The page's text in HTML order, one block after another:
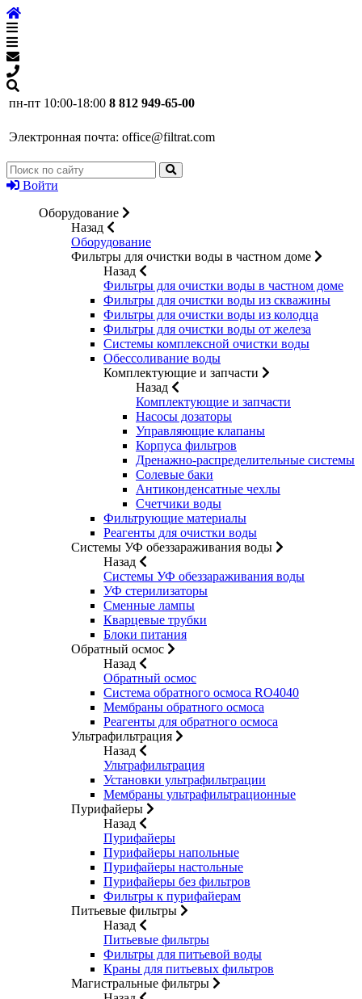
пн-пт 10:00-18:00 8 812 949-65-00
Электронная почта: office@filtrat.com
Войти
Оборудование
Назад
Оборудование
Фильтры для очистки воды в частном доме
Назад
Фильтры для очистки воды в частном доме
Фильтры для очистки воды из скважины
Фильтры для очистки воды из колодца
Фильтры для очистки воды от железа
Системы комплексной очистки воды
Обессоливание воды
Комплектующие и запчасти
Назад
Комплектующие и запчасти
Насосы дозаторы
Управляющие клапаны
Корпуса фильтров
Дренажно-распределительные системы
Солевые баки
Антиконденсатные чехлы
Счетчики воды
Фильтрующие материалы
Реагенты для очистки воды
Системы УФ обеззараживания воды
Назад
Системы УФ обеззараживания воды
УФ стерилизаторы
Сменные лампы
Кварцевые трубки
Блоки питания
Обратный осмос
Назад
Обратный осмос
Система обратного осмоса RO4040
Мембраны обратного осмоса
Реагенты для обратного осмоса
Ультрафильтрация
Назад
Ультрафильтрация
Установки ультрафильтрации
Мембраны ультрафильтрационные
Пурифайеры
Назад
Пурифайеры
Пурифайеры напольные
Пурифайеры настольные
Пурифайеры без фильтров
Фильтры к пурифайерам
Питьевые фильтры
Назад
Питьевые фильтры
Фильтры для питьевой воды
Краны для питьевых фильтров
Магистральные фильтры